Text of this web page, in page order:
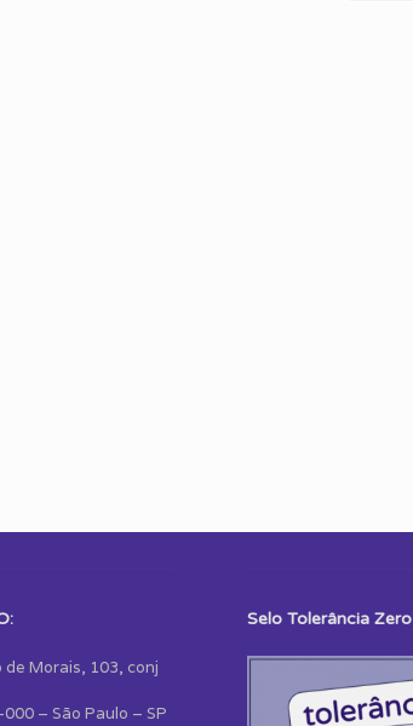
de Morais, 103, conj
000 – São Paulo – SP
Selo Tolerância Zero